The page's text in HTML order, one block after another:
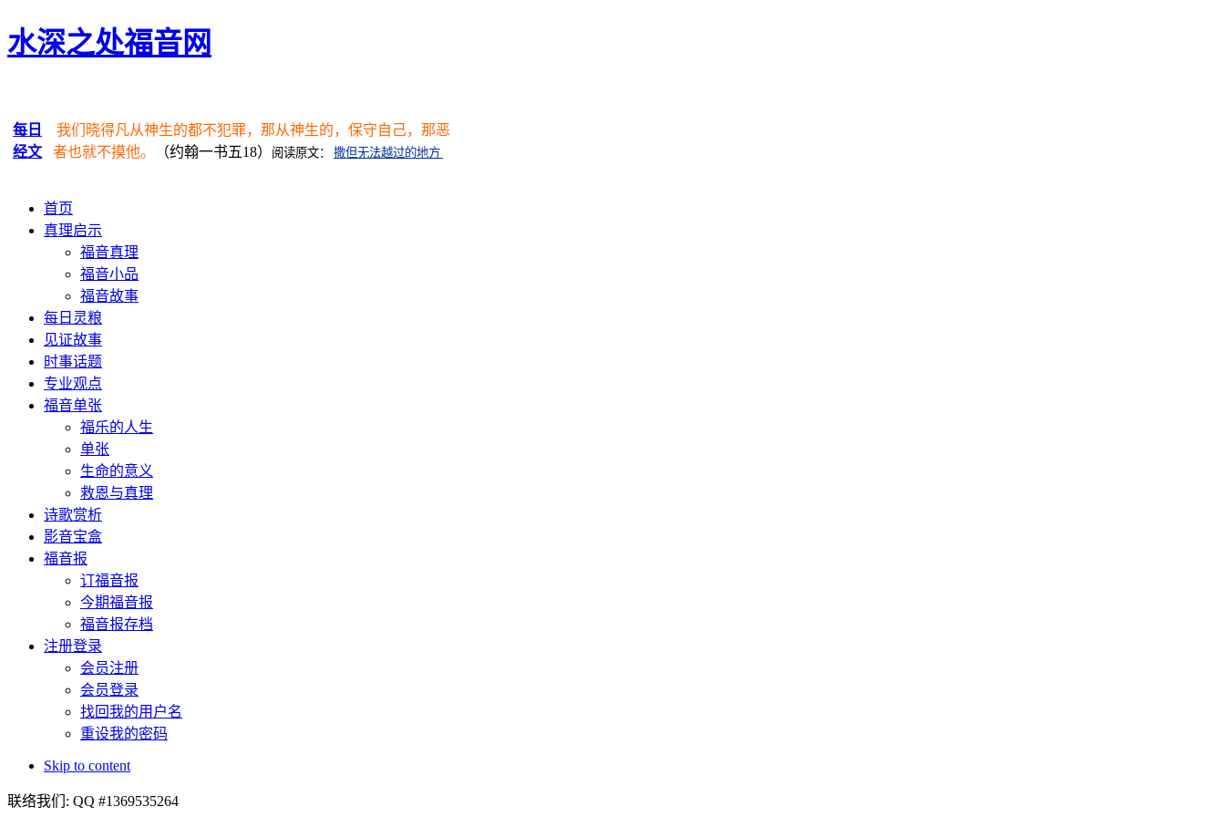
水深之处福音网
每日
经文
我们晓得凡从神生的都不犯罪，那从神生的，保守自己，那恶
者也就不摸他。
（约翰一书五18） 阅读原文： 撒但无法越过的地方
首页
真理启示
福音真理
福音小品
福音故事
每日灵粮
见证故事
时事话题
专业观点
福音单张
福乐的人生
单张
生命的意义
救恩与真理
诗歌赏析
影音宝盒
福音报
订福音报
今期福音报
福音报存档
注册登录
会员注册
会员登录
找回我的用户名
重设我的密码
Skip to content
联络我们: QQ #1369535264